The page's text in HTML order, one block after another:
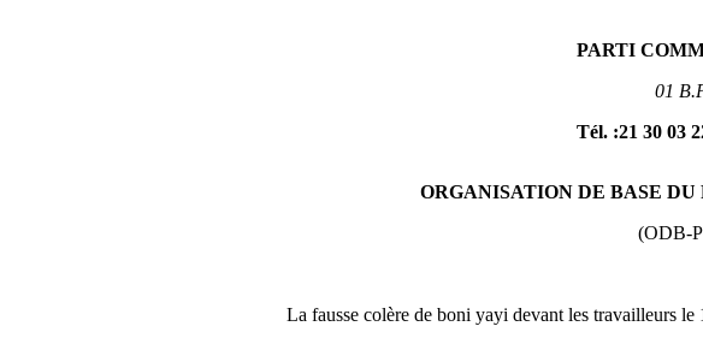
PARTI
01
Tél. :21 30 03
ORGANISATION DE BASE
(ODB-
La fausse colère de boni yayi devant les